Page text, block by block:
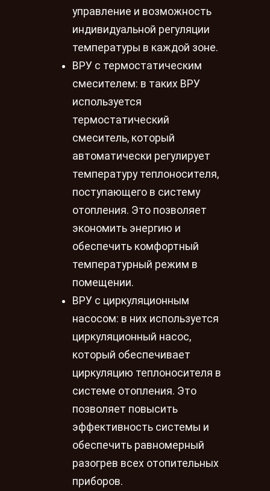
управление и возможность
индивидуальной регуляции
температуры в каждой зоне.
ВРУ с термостатическим
смесителем: в таких ВРУ
используется
термостатический
смеситель, который
автоматически регулирует
температуру теплоносителя,
поступающего в систему
отопления. Это позволяет
экономить энергию и
обеспечить комфортный
температурный режим в
помещении.
ВРУ с циркуляционным
насосом: в них используется
циркуляционный насос,
который обеспечивает
циркуляцию теплоносителя в
системе отопления. Это
позволяет повысить
эффективность системы и
обеспечить равномерный
разогрев всех отопительных
приборов.